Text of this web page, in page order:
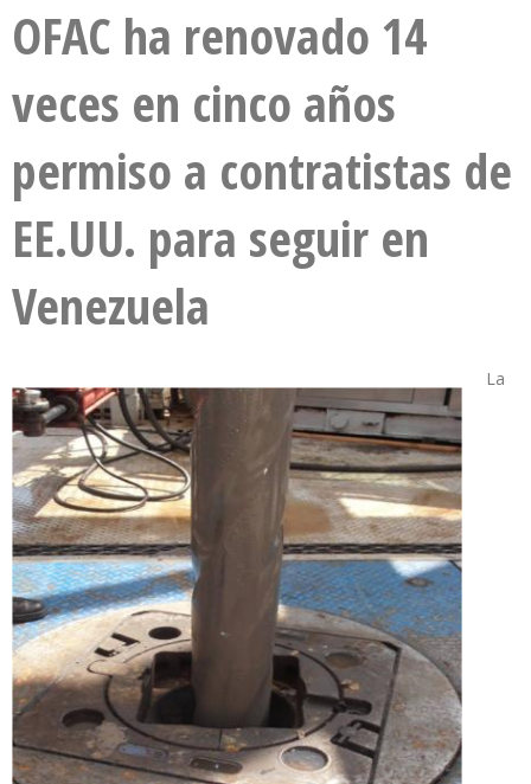
OFAC ha renovado 14
veces en cinco años
permiso a contratistas de
EE.UU. para seguir en
Venezuela
La